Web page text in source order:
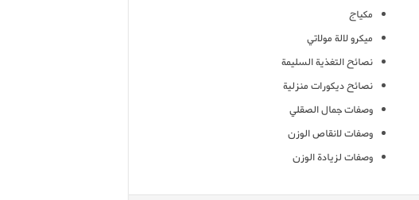
مكياج
ميكرو لالة مولاتي
نصائح التغذية السليمة
نصائح ديكورات منزلية
وصفات جمال الصقلي
وصفات لانقاص الوزن
وصفات لزيادة الوزن